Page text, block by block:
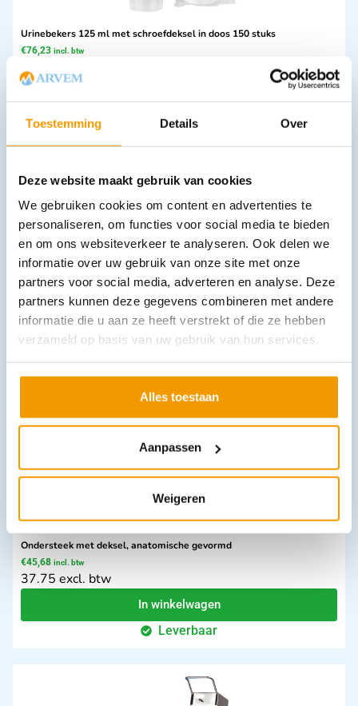
Toestemming Details Over
Deze website maakt gebruik van cookies
We gebruiken cookies om content en advertenties te
personaliseren, om functies voor social media te bieden
en om ons websiteverkeer te analyseren. Ook delen we
informatie over uw gebruik van onze site met onze
partners voor social media, adverteren en analyse. Deze
partners kunnen deze gegevens combineren met andere
informatie die u aan ze heeft verstrekt of die ze hebben
verzameld op basis van uw gebruik van hun services.
Alles toestaan
Aanpassen
Weigeren
Urinebekers 125 ml met schroefdeksel in doos 150 stuks
€76,23 incl. btw
63 excl. btw
Leverbaar
Slabben met opvangzak
€16,03 incl. btw
13.25 excl. btw
In winkelwagen
Leverbaar
Ondersteek met deksel, anatomische gevormd
€45,68 incl. btw
37.75 excl. btw
In winkelwagen
Leverbaar